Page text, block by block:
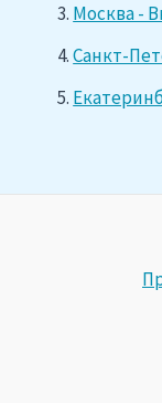
Москва -
Санкт-